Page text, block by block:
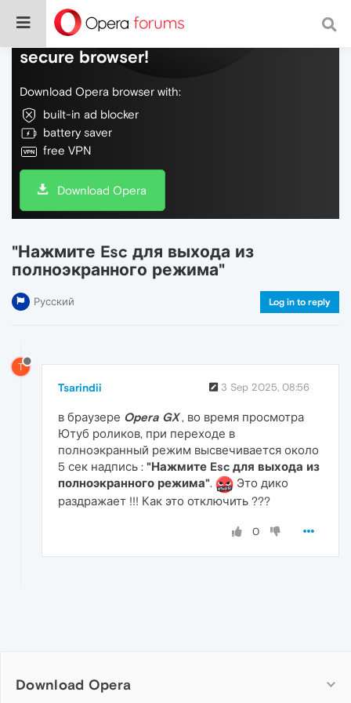
Do more on the web, with a fast and
secure browser!
Download Opera browser with:
built-in ad blocker
battery saver
free VPN
Download Opera
"Нажмите Esc для выхода из
полноэкранного режима"
Русский Log in to reply
T
Tsarindii 3 Sep 2025, 08:56
в браузере Opera GX, во время просмотра
Ютуб роликов, при переходе в
полноэкранный режим высвечивается около
5 сек надпись : "Нажмите Esc для выхода из
полноэкранного режима".
Это дико
раздражает !!! Как это отключить ???
0
Download Opera